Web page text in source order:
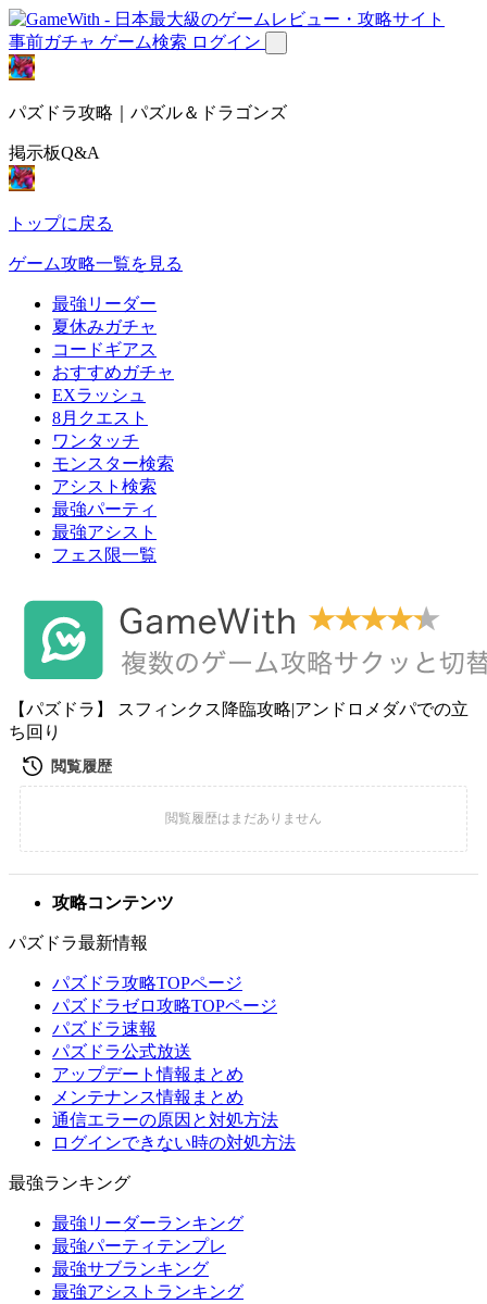
事前ガチャ ゲーム検索 ログイン
パズドラ攻略｜パズル＆ドラゴンズ
掲示板Q&A
トップに戻る
ゲーム攻略一覧を見る
最強リーダー
夏休みガチャ
コードギアス
おすすめガチャ
EXラッシュ
8月クエスト
ワンタッチ
モンスター検索
アシスト検索
最強パーティ
最強アシスト
フェス限一覧
【パズドラ】 スフィンクス降臨攻略|アンドロメダパでの立
ち回り
攻略コンテンツ
パズドラ最新情報
パズドラ攻略TOPページ
パズドラゼロ攻略TOPページ
パズドラ速報
パズドラ公式放送
アップデート情報まとめ
メンテナンス情報まとめ
通信エラーの原因と対処方法
ログインできない時の対処方法
最強ランキング
最強リーダーランキング
最強パーティテンプレ
最強サブランキング
最強アシストランキング